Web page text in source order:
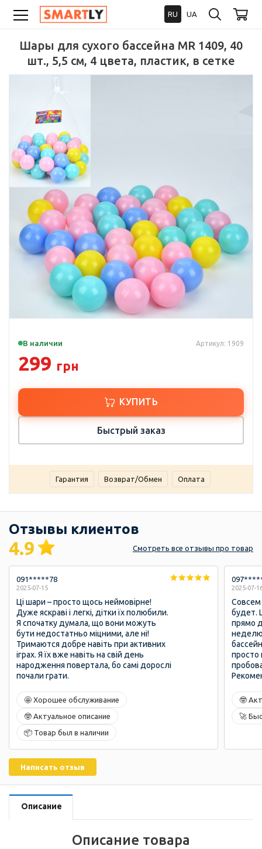
RU UA
Шары для сухого бассейна MR 1409, 40
шт., 5,5 см, 4 цвета, пластик, в сетке
В наличии Артикул: 1909
299 грн
КУПИТЬ
Быстрый заказ
Гарантия Возврат/Обмен Оплата
Отзывы клиентов
4.9 Смотреть все отзывы про товар
091*****78
2025-07-15
Ці шари – просто щось неймовірне!
Дуже яскраві і легкі, дітки їх полюбили.
Я спочатку думала, що вони можуть
бути недостатньо міцними, але ні!
Тримаются добре навіть при активних
іграх. Я їх вже навіть на свій день
народження повертала, бо самі дорослі
почали грати.
🤩 Хорошее обслуживание
🤓 Актуальное описание
📦 Товар был в наличии
2025-07-
Совсем
будет.
прямо
просто
🤓
🚀
Написать отзыв
Описание
Описание товара